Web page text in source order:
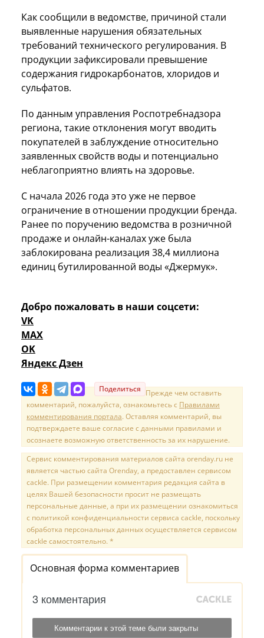
Как сообщили в ведомстве, причиной стали
выявленные нарушения обязательных
требований технического регулирования. В
продукции зафиксировали превышение
содержания гидрокарбонатов, хлоридов и
сульфатов.
По данным управления Роспотребнадзора
региона, такие отклонения могут вводить
покупателей в заблуждение относительно
заявленных свойств воды и потенциально
неблагоприятно влиять на здоровье.
С начала 2026 года это уже не первое
ограничение в отношении продукции бренда.
Ранее по поручению ведомства в розничной
продаже и онлайн-каналах уже была
заблокирована реализация 38,4 миллиона
единиц бутилированной воды «Джермук».
Добро пожаловать в наши соцсети:
VK
MAX
OK
Яндекс Дзен
Поделиться Прежде чем оставить
комментарий, пожалуйста, ознакомьтесь с Правилами
комментирования портала. Оставляя комментарий, вы
подтверждаете ваше согласие с данными правилами и
осознаете возможную ответственность за их нарушение.
Сервис комментирования материалов сайта orenday.ru не
является частью сайта Orenday, а предоставлен сервисом
cackle. При размещении комментария редакция сайта в
целях Вашей безопасности просит не размещать
персональные данные, а при их размещении ознакомиться
с политикой конфиденциальности сервиса cackle, поскольку
обработка персональных данных осуществляется сервисом
cackle самостоятельно. *
Основная форма комментариев
3 комментария
Комментарии к этой теме были закрыты